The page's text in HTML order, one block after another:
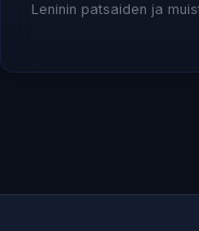
Leninin patsaiden ja